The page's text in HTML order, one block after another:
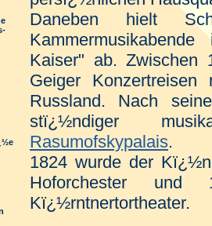
Daneben hielt
Kaiser" ab. Zwischen
Geiger
Russland. Nach
stï¿½ndiger
Rasumofskypalais.
1824 wurde der
Hoforchester
Kï¿½rntnertortheater.